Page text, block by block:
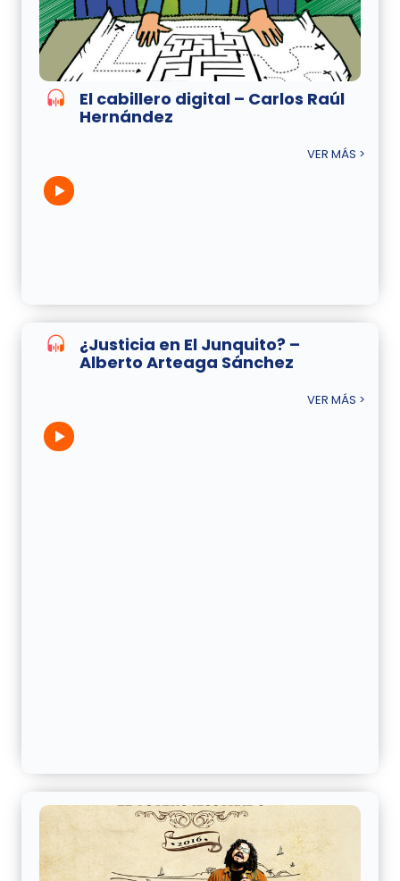
El cabillero digital – Carlos Raúl
Hernández
VER MÁS >
¿Justicia en El Junquito? –
Alberto Arteaga Sánchez
VER MÁS >